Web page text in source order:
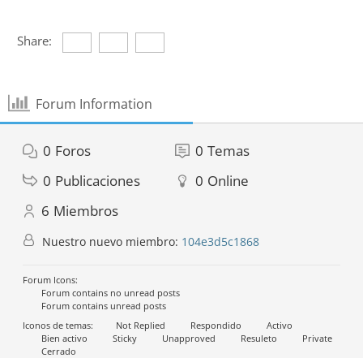
Share:
Forum Information
0 Foros 0 Temas
0 Publicaciones 0 Online
6 Miembros
Nuestro nuevo miembro: 104e3d5c1868
Forum Icons:
Forum contains no unread posts
Forum contains unread posts
Iconos de temas:
Not Replied Respondido
Activo
Bien activo
Sticky Unapproved Resuleto
Private
Cerrado